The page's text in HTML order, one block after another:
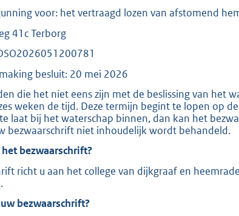
o
:
2
0
b
voor: het vertraagd lozen van afstomend
41c Terborg
besluit: 20 mei 2026
die het niet eens zijn met de beslissing van het
weken de tijd. Deze termijn begint te lopen op
laat bij het waterschap binnen, dan kan het
bezwaarschrift niet inhoudelijk wordt behandeld.
bezwaarschrift?
richt u aan het college van dijkgraaf en
bezwaarschrift?